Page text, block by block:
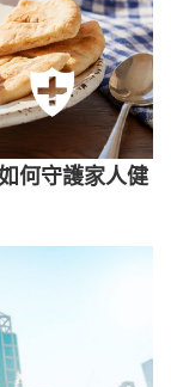
何守護家人健